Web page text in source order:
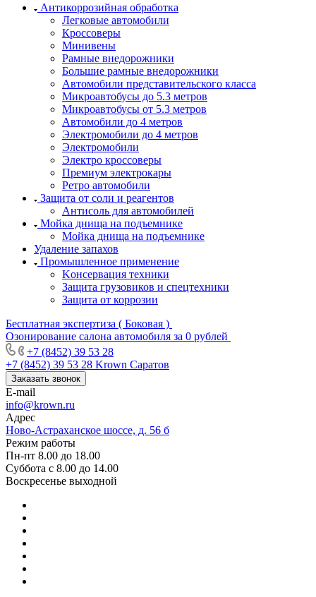
Антикоррозийная обработка
Легковые автомобили
Кроссоверы
Минивены
Рамные внедорожники
Большие рамные внедорожники
Автомобили представительского класса
Микроавтобусы до 5.3 метров
Микроавтобусы от 5.3 метров
Автомобили до 4 метров
Электромобили до 4 метров
Электромобили
Электро кроссоверы
Премиум электрокары
Ретро автомобили
Защита от соли и реагентов
Антисоль для автомобилей
Мойка днища на подъемнике
Мойка днища на подъемнике
Удаление запахов
Промышленное применение
Kонсервация техники
Защита грузовиков и спецтехники
Защита от коррозии
Бесплатная экспертиза ( Боковая )
Озонирование салона автомобиля за 0 рублей
+7 (8452) 39 53 28
+7 (8452) 39 53 28 Krown Саратов
Заказать звонок
E-mail
info@krown.ru
Адрес
Ново-Астраханское шоссе, д. 56 б
Режим работы
Пн-пт 8.00 до 18.00
Суббота с 8.00 до 14.00
Воскресенье выходной